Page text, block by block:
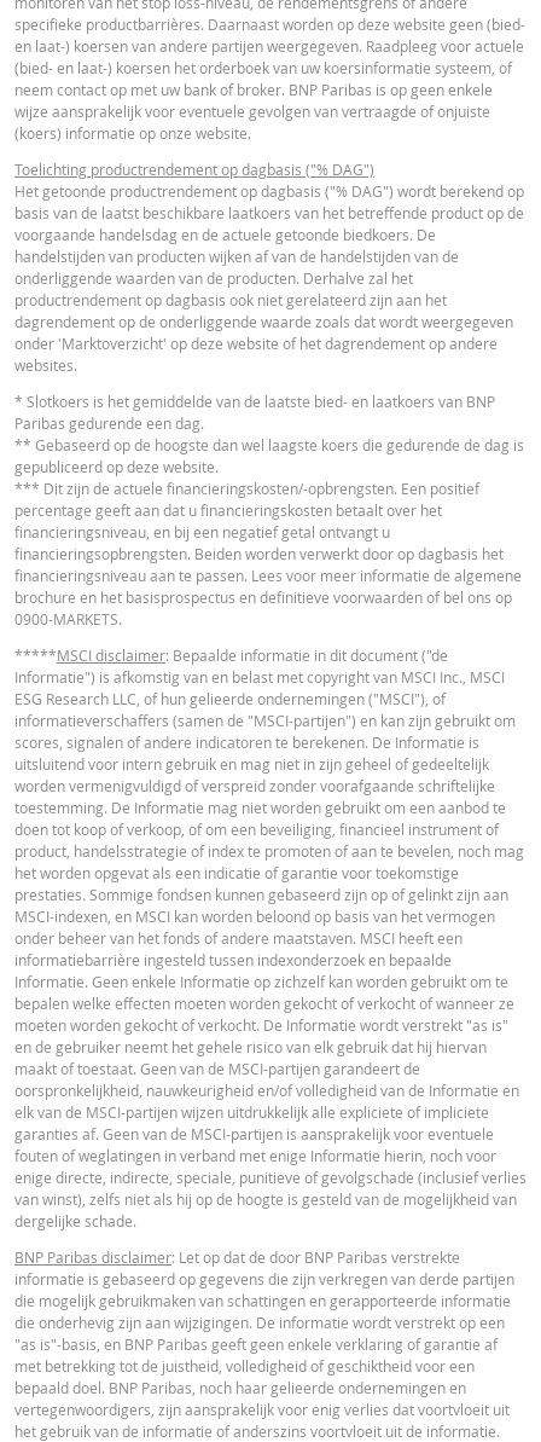
WAARDEN
WAARDEN
Referentiekoers 1.186,120
-
Financieringsniveau
533,49
-
Stop loss-niveau
Hefboom
1,81
Waarde belegging
(EUR)
11,29 -
Turbo (EUR) 11,29
Disclaimer
actuele of toekomstige handelskoersen weer. De calculator gaat uit van een
gelijkblijvend financieringskostenpercentage terwijl dit percentage in
werkelijkheid doorlopend kan veranderen. De rendementen van producten
een onderliggende waarde die niet in euro noteert, kunnen worden
door wisselkoerseffecten. De calculator houdt geen rekening met het
tussen bied- en laatprijzen (de spread), eventuele dividenden of
dividendbelasting. De invloed van het periodiek doorrollen van futures
in de calculator buiten beschouwing gelaten. Ook door afrondingen kunnen
getoonde waarden afwijken van de ontwikkelingen van waarden in de
werkelijkheid.
werkelijkheid wordt bij Turbo's op de stop loss reset datum, bij toepasselijke
eventuele ex-dividendnoteringen, bij eventuele specifieke corporate actions
indien toepasselijk, bij het doorrollen van futures aangepast. De invloed van
periodiek doorrollen van futures wordt ook in de calculator buiten
gelaten. Ook door afrondingen kunnen getoonde waarden afwijken van de
ontwikkelingen van waarden in de werkelijkheid.
BNP Paribas treedt niet op als uw juridisch of fiscaal adviseur, accountant of
beleggingsadviseur en heeft op geen enkele wijze een fiduciaire verplichting
tegenover u in verband met de calculator en/of in verband met eventuele
transacties in door BNP Paribas uitgegeven producten of andere
transacties. U mag niet op BNP Paribas vertrouwen voor beleggingsadvies
aanbevelingen, ongeacht van welke aard. Hoewel de getoonde koersen zijn
gebaseerd op betrouwbaar geachte informatie, wordt de juistheid of
volledigheid hiervan niet gegarandeerd. BNP Paribas biedt geen garanties
betrekking tot de informatie verstrekt door de calculator en aanvaardt geen
enkele aansprakelijkheid voor directe, indirecte, bijzondere, incidentele,
immateriële of gevolgschade (met inbegrip van winstderving) die op
wijze voortvloeit uit het gebruik van de calculator door u of uw adviseurs of
hierin vervatte informatie. De ingevoerde koersgegevens zijn afkomstig van
Paribas en gelden strikt per de vermelde datum. De koersen getoond door
calculator zijn indicatief en uitsluitend bestemd voor informatieve
Koersinformatie vormt geen uitnodiging of aanbod tot het kopen of
van effecten of andere financiële instrumenten. De informatie is uitsluitend
bestemd voor gebruik door de bedoelde ontvangers. Het is niet toegestaan
deze informatie geheel of gedeeltelijk te reproduceren, te verspreiden of te
kopiëren voor enig doel zonder voorafgaande uitdrukkelijke toestemming
BNP Paribas. Meer informatie is op verzoek verkrijgbaar bij BNP Paribas,;
contact op via 0900-6275387, +31-20-5501150 of markets@bnpparibas.com
Nederlands (Nederland) PDF
ESSENTIËLE BELEGGERSINFORMATIEDOCUMENTATIE
Essentiële
Beleggersinformatiedocument (NL)
PDF
RECENTE KOERSINFORMATIE
Latest Product Quotes
specifieke productbarrières. Daarnaast worden op deze website geen (bied-
en laat-) koersen van andere partijen weergegeven. Raadpleeg voor actuele
(bied- en laat-) koersen het orderboek van uw koersinformatie systeem, of
neem contact op met uw bank of broker. BNP Paribas is op geen enkele
wijze aansprakelijk voor eventuele gevolgen van vertraagde of onjuiste
(koers) informatie op onze website.
Toelichting productrendement op dagbasis ("% DAG")
Het getoonde productrendement op dagbasis ("% DAG") wordt berekend op
basis van de laatst beschikbare laatkoers van het betreffende product op de
voorgaande handelsdag en de actuele getoonde biedkoers. De
handelstijden van producten wijken af van de handelstijden van de
onderliggende waarden van de producten. Derhalve zal het
productrendement op dagbasis ook niet gerelateerd zijn aan het
dagrendement op de onderliggende waarde zoals dat wordt weergegeven
onder 'Marktoverzicht' op deze website of het dagrendement op andere
websites.
* Slotkoers is het gemiddelde van de laatste bied- en laatkoers van BNP
Paribas gedurende een dag.
** Gebaseerd op de hoogste dan wel laagste koers die gedurende de dag is
gepubliceerd op deze website.
*** Dit zijn de actuele financieringskosten/-opbrengsten. Een positief
percentage geeft aan dat u financieringskosten betaalt over het
financieringsniveau, en bij een negatief getal ontvangt u
financieringsopbrengsten. Beiden worden verwerkt door op dagbasis het
financieringsniveau aan te passen. Lees voor meer informatie de algemene
brochure en het basisprospectus en definitieve voorwaarden of bel ons op
0900-MARKETS.
*****MSCI disclaimer: Bepaalde informatie in dit document ("de
Informatie") is afkomstig van en belast met copyright van MSCI Inc., MSCI
ESG Research LLC, of hun gelieerde ondernemingen ("MSCI"), of
informatieverschaffers (samen de "MSCI-partijen") en kan zijn gebruikt om
scores, signalen of andere indicatoren te berekenen. De Informatie is
uitsluitend voor intern gebruik en mag niet in zijn geheel of gedeeltelijk
worden vermenigvuldigd of verspreid zonder voorafgaande schriftelijke
toestemming. De Informatie mag niet worden gebruikt om een aanbod te
doen tot koop of verkoop, of om een beveiliging, financieel instrument of
product, handelsstrategie of index te promoten of aan te bevelen, noch mag
het worden opgevat als een indicatie of garantie voor toekomstige
prestaties. Sommige fondsen kunnen gebaseerd zijn op of gelinkt zijn aan
MSCI-indexen, en MSCI kan worden beloond op basis van het vermogen
onder beheer van het fonds of andere maatstaven. MSCI heeft een
informatiebarrière ingesteld tussen indexonderzoek en bepaalde
Informatie. Geen enkele Informatie op zichzelf kan worden gebruikt om te
bepalen welke effecten moeten worden gekocht of verkocht of wanneer ze
moeten worden gekocht of verkocht. De Informatie wordt verstrekt "as is"
en de gebruiker neemt het gehele risico van elk gebruik dat hij hiervan
maakt of toestaat. Geen van de MSCI-partijen garandeert de
oorspronkelijkheid, nauwkeurigheid en/of volledigheid van de Informatie en
elk van de MSCI-partijen wijzen uitdrukkelijk alle expliciete of impliciete
garanties af. Geen van de MSCI-partijen is aansprakelijk voor eventuele
fouten of weglatingen in verband met enige Informatie hierin, noch voor
enige directe, indirecte, speciale, punitieve of gevolgschade (inclusief verlies
van winst), zelfs niet als hij op de hoogte is gesteld van de mogelijkheid van
dergelijke schade.
BNP Paribas disclaimer: Let op dat de door BNP Paribas verstrekte
informatie is gebaseerd op gegevens die zijn verkregen van derde partijen
die mogelijk gebruikmaken van schattingen en gerapporteerde informatie
die onderhevig zijn aan wijzigingen. De informatie wordt verstrekt op een
"as is"-basis, en BNP Paribas geeft geen enkele verklaring of garantie af
met betrekking tot de juistheid, volledigheid of geschiktheid voor een
bepaald doel. BNP Paribas, noch haar gelieerde ondernemingen en
vertegenwoordigers, zijn aansprakelijk voor enig verlies dat voortvloeit uit
het gebruik van de informatie of anderszins voortvloeit uit de informatie.